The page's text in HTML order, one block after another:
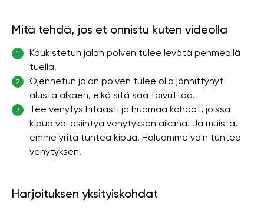
Mitä tehdä, jos et onnistu kuten videolla
1
Koukistetun jalan polven tulee levätä pehmeällä
tuella.
2
Ojennetun jalan polven tulee olla jännittynyt
alusta alkaen, eikä sitä saa taivuttaa.
3
Tee venytys hitaasti ja huomaa kohdat, joissa
kipua voi esiintyä venytyksen aikana. Ja muista,
emme yritä tuntea kipua. Haluamme vain tuntea
venytyksen.
Harjoituksen yksityiskohdat